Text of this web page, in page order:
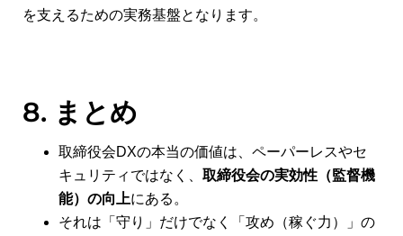
を支えるための実務基盤となります。
8. まとめ
取締役会DXの本当の価値は、ペーパーレスやセ
キュリティではなく、 取締役会の実効性（監督機
能）の向上にある。
それは「守り」だけでなく「攻め（稼ぐ力）」の